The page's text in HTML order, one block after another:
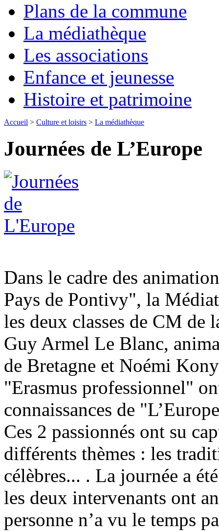
Plans de la commune
La médiathèque
Les associations
Enfance et jeunesse
Histoire et patrimoine
Accueil > Culture et loisirs > La médiathèque
Journées de L’Europe
Dans le cadre des
Pays de Pontivy", la
les deux classes de CM de
Guy Armel Le Blanc,
de Bretagne et Noémi
"Erasmus professionnel"
connaissances de
Ces 2 passionnés ont su
différents thèmes : les
célèbres... . La journée a
les deux intervenants ont
personne n’a vu le temps